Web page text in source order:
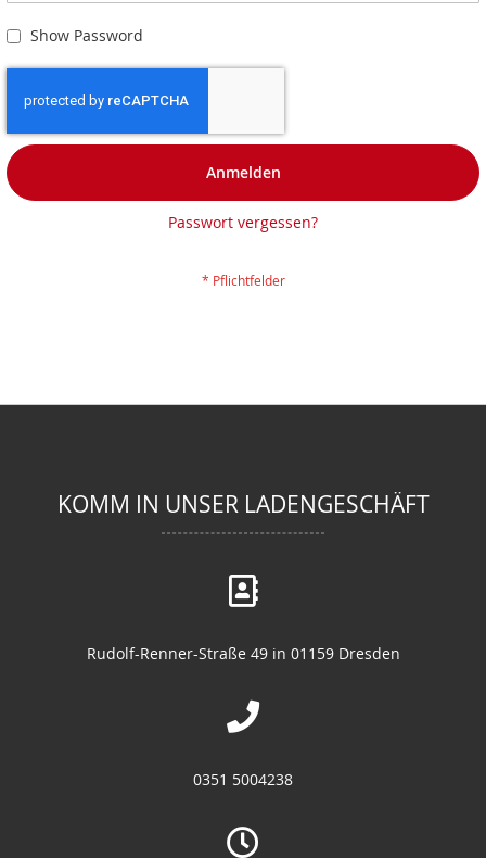
Show Password
Anmelden
Passwort vergessen?
KOMM IN UNSER LADENGESCHÄFT
Rudolf-Renner-Straße 49 in 01159 Dresden
0351 5004238